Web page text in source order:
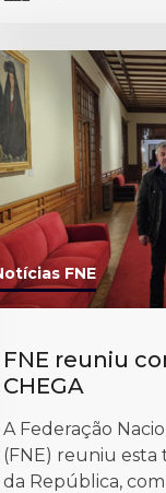
FNE
FNE reuniu
CHEGA
A Federação
(FNE) reuniu esta
da República, com